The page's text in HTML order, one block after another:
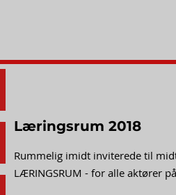
Læringsrum 2018
Rummelig imidt inviterede til
LÆRINGSRUM - for alle aktører